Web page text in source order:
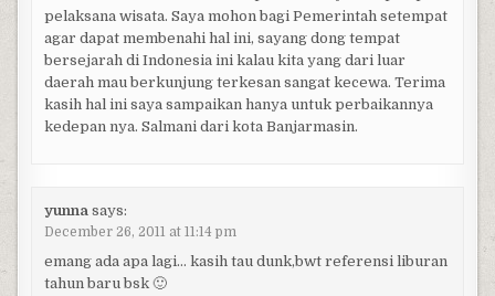
pelaksana wisata. Saya mohon bagi Pemerintah setempat
agar dapat membenahi hal ini, sayang dong tempat
bersejarah di Indonesia ini kalau kita yang dari luar
daerah mau berkunjung terkesan sangat kecewa. Terima
kasih hal ini saya sampaikan hanya untuk perbaikannya
kedepan nya. Salmani dari kota Banjarmasin.
yunna says:
December 26, 2011 at 11:14 pm
emang ada apa lagi… kasih tau dunk,bwt referensi liburan
tahun baru bsk 🙂